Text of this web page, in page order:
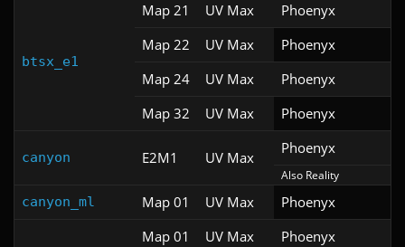
btsx_e1
Map 21 UV Max Phoenyx
Map 22
UV Max Phoenyx
Map 24
UV Max Phoenyx
Map 32
UV Max Phoenyx
canyon E2M1 UV Max
Phoenyx
Also Reality
canyon_ml Map 01 UV Max Phoenyx
Map 01 UV Max Phoenyx